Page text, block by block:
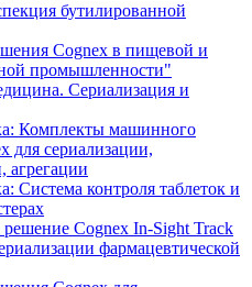
бутилированной
Cognex в пищевой и
промышленности"
Сериализация и
Комплекты машинного
для сериализации,
агрегации
Система контроля таблеток и
Cognex In-Sight Track
фармацевтической